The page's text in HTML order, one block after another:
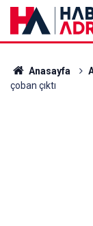
Anasayfa
çoban çıktı